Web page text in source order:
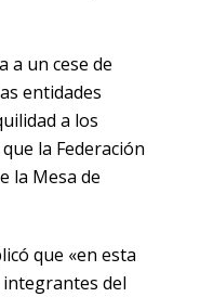
a un cese de
entidades
a los
la Federación
la Mesa de
que «en esta
del